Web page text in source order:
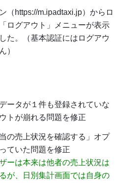
（https://m.ipadtaxi.jp）からロ
ログアウト」メニューが表示
た。（基本認証にはログアウ
）
ータが１件も登録されていな
トが崩れる問題を修正
の売上状況を確認する」オプ
ていた問題を修正
ーは本来は他者の売上状況は
が、日別集計画面では自身の